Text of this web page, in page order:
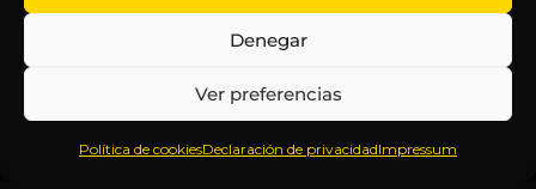
Denegar
Ver preferencias
Política de cookiesDeclaración de privacidadImpressum
Inteligencia
Anticipándonos
Inicio
Sobre
Contenido
Webinars
Política
de
Términos y
Aviso